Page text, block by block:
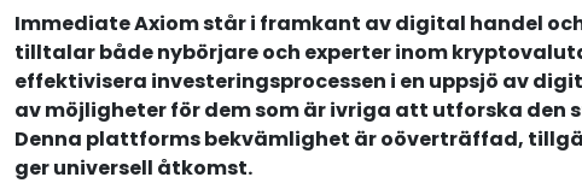
Immediate Axiom står i framkant av digital handel
tilltalar både nybörjare och experter inom
effektivisera investeringsprocessen i en uppsjö av
av möjligheter för dem som är ivriga att utforska
Denna plattforms bekvämlighet är oöverträffad,
ger universell åtkomst.